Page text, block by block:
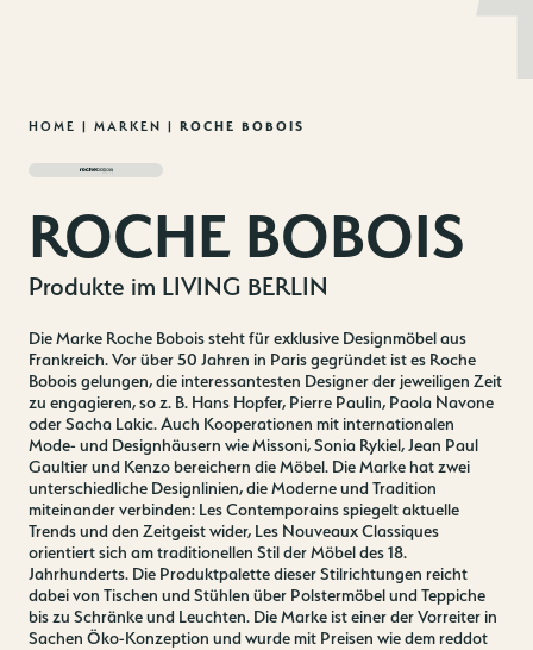
Zum
springen
HOME | MARKEN | ROCHE BOBOIS
ROCHE BOBOIS
Produkte im LIVING BERLIN
Die Marke Roche Bobois steht für exklusive Designmöbel aus
Frankreich. Vor über 50 Jahren in Paris gegründet ist es Roche
Bobois gelungen, die interessantesten Designer der jeweiligen Zeit
zu engagieren, so z. B. Hans Hopfer, Pierre Paulin, Paola Navone
oder Sacha Lakic. Auch Kooperationen mit internationalen
Mode- und Designhäusern wie Missoni, Sonia Rykiel, Jean Paul
Gaultier und Kenzo bereichern die Möbel. Die Marke hat zwei
unterschiedliche Designlinien, die Moderne und Tradition
miteinander verbinden: Les Contemporains spiegelt aktuelle
Trends und den Zeitgeist wider, Les Nouveaux Classiques
orientiert sich am traditionellen Stil der Möbel des 18.
Jahrhunderts. Die Produktpalette dieser Stilrichtungen reicht
dabei von Tischen und Stühlen über Polstermöbel und Teppiche
bis zu Schränke und Leuchten. Die Marke ist einer der Vorreiter in
Sachen Öko-Konzeption und wurde mit Preisen wie dem reddot